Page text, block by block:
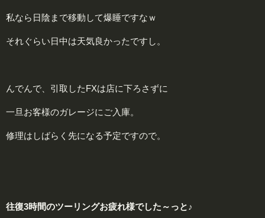
私なら日陰まで移動して爆睡ですなｗ
それぐらい日中は天気良かったですし。
んでんで、引取したFXは店に下ろさずに
一旦お客様のガレージにご入庫。
修理はしばらく先になる予定ですので。
往復3時間のツーリングお疲れ様でした～っと♪